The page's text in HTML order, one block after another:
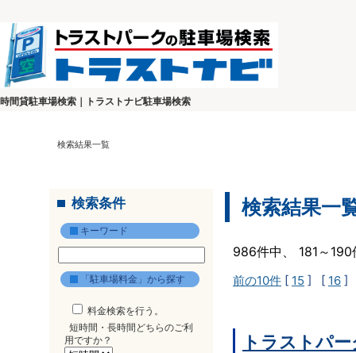
時間貸駐車場検索｜トラストナビ駐車場検索
検索結果一覧
検索条件
キーワード
「駐車場料金」から探す
料金検索を行う。
短時間・長時間どちらのご利
用ですか？
検索結果一
986件中、 181～
前の10件 [ 15 ] [ 16 ]
トラストパ